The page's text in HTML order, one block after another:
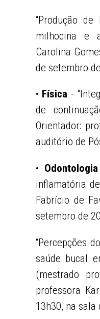
“Produção
milhocina e
Carolina
de setembro
• Física -
de
Orientador:
auditório de
• Odontologia
inflamatória
Fabrício de
setembro de
“Percepções
saúde bucal
(mestrado
professora
13h30, na sala